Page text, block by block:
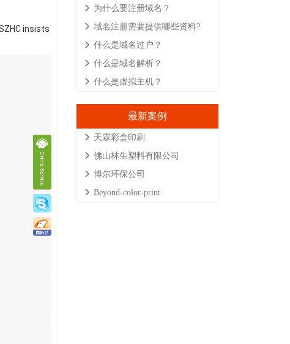
insists
为什么要注册域名？
域名注册需要提供哪些资料?
什么是域名过户？
什么是域名解析？
什么是虚拟主机？
最新案例
天霖彩盒印刷
佛山林生塑料有限公司
博尔环保公司
Beyond-color-print